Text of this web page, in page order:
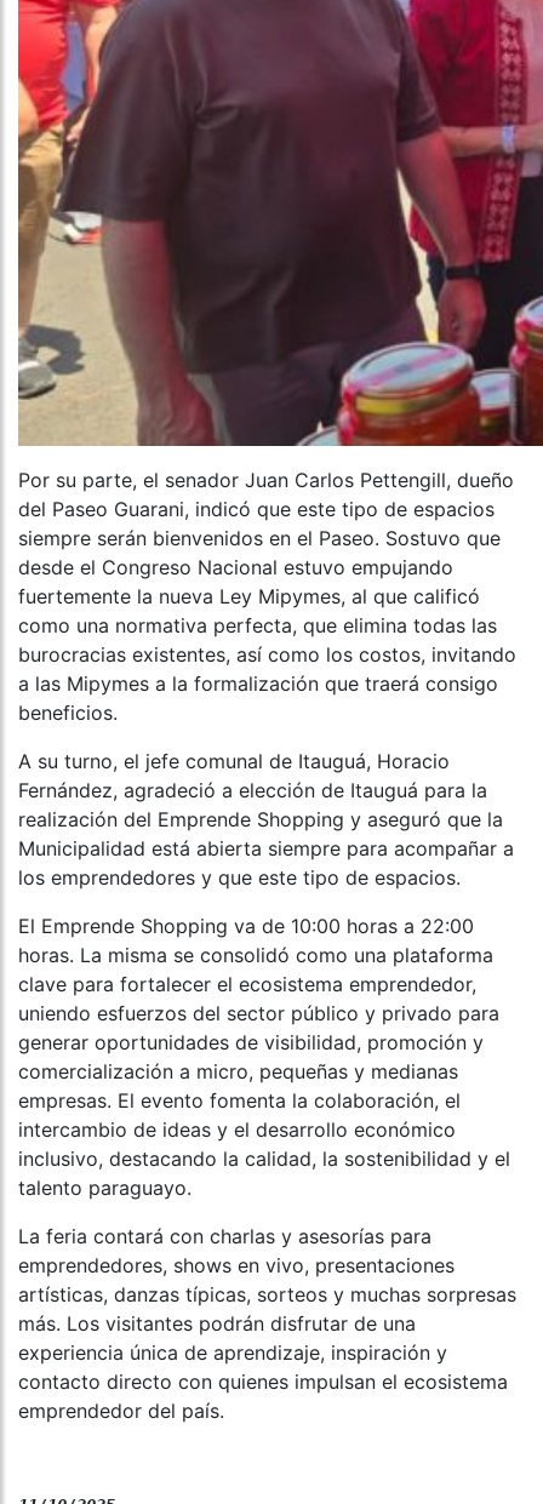
Por su parte, el senador Juan Carlos Pettengill, dueño
del Paseo Guarani, indicó que este tipo de espacios
siempre serán bienvenidos en el Paseo. Sostuvo que
desde el Congreso Nacional estuvo empujando
fuertemente la nueva Ley Mipymes, al que calificó
como una normativa perfecta, que elimina todas las
burocracias existentes, así como los costos, invitando
a las Mipymes a la formalización que traerá consigo
beneficios.
A su turno, el jefe comunal de Itauguá, Horacio
Fernández, agradeció a elección de Itauguá para la
realización del Emprende Shopping y aseguró que la
Municipalidad está abierta siempre para acompañar a
los emprendedores y que este tipo de espacios.
El Emprende Shopping va de 10:00 horas a 22:00
horas. La misma se consolidó como una plataforma
clave para fortalecer el ecosistema emprendedor,
uniendo esfuerzos del sector público y privado para
generar oportunidades de visibilidad, promoción y
comercialización a micro, pequeñas y medianas
empresas. El evento fomenta la colaboración, el
intercambio de ideas y el desarrollo económico
inclusivo, destacando la calidad, la sostenibilidad y el
talento paraguayo.
La feria contará con charlas y asesorías para
emprendedores, shows en vivo, presentaciones
artísticas, danzas típicas, sorteos y muchas sorpresas
más. Los visitantes podrán disfrutar de una
experiencia única de aprendizaje, inspiración y
contacto directo con quienes impulsan el ecosistema
emprendedor del país.